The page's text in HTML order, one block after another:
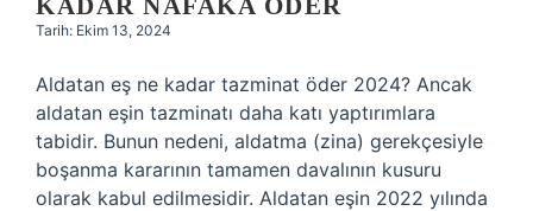
KADAR NAFAKA ÖDER
Tarih: Ekim 13, 2024
Aldatan eş ne kadar tazminat öder 2024? Ancak
aldatan eşin tazminatı daha katı yaptırımlara
tabidir. Bunun nedeni, aldatma (zina) gerekçesiyle
boşanma kararının tamamen davalının kusuru
olarak kabul edilmesidir. Aldatan eşin 2022 yılında